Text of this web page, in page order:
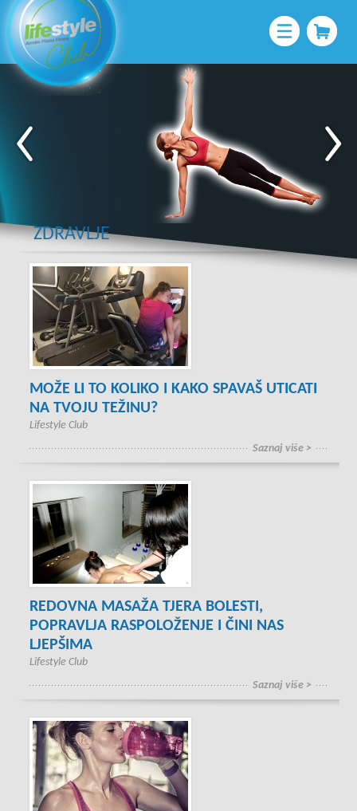
ZDRAVLJE
MOŽE LI TO KOLIKO I KAKO SPAVAŠ UTICATI
NA TVOJU TEŽINU?
Lifestyle Club
Saznaj više >
REDOVNA MASAŽA TJERA BOLESTI,
POPRAVLJA RASPOLOŽENJE I ČINI NAS
LJEPŠIMA
Lifestyle Club
Saznaj više >